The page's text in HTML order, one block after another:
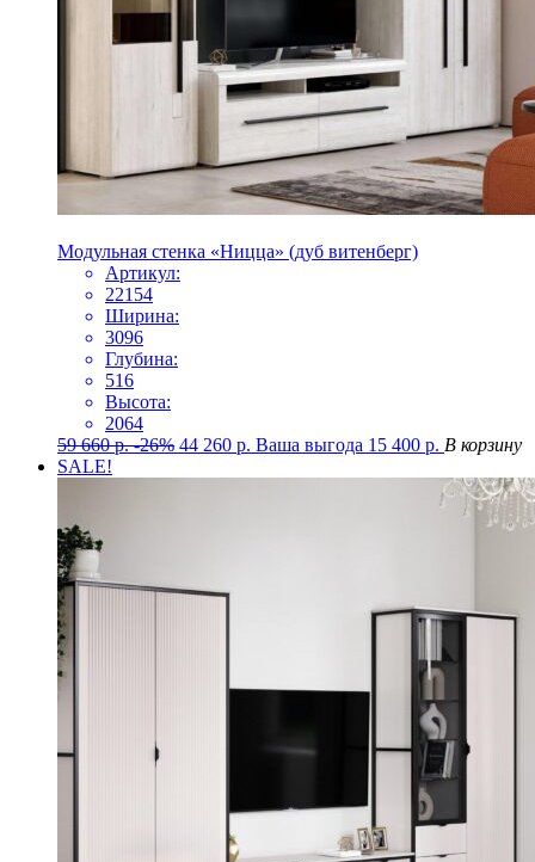
Модульная стенка «Ницца» (дуб витенберг)
Артикул:
22154
Ширина:
3096
Глубина:
516
Высота:
2064
59 660р. -26% 44 260 р. Ваша выгода 15 400 р. В корзину
SALE!